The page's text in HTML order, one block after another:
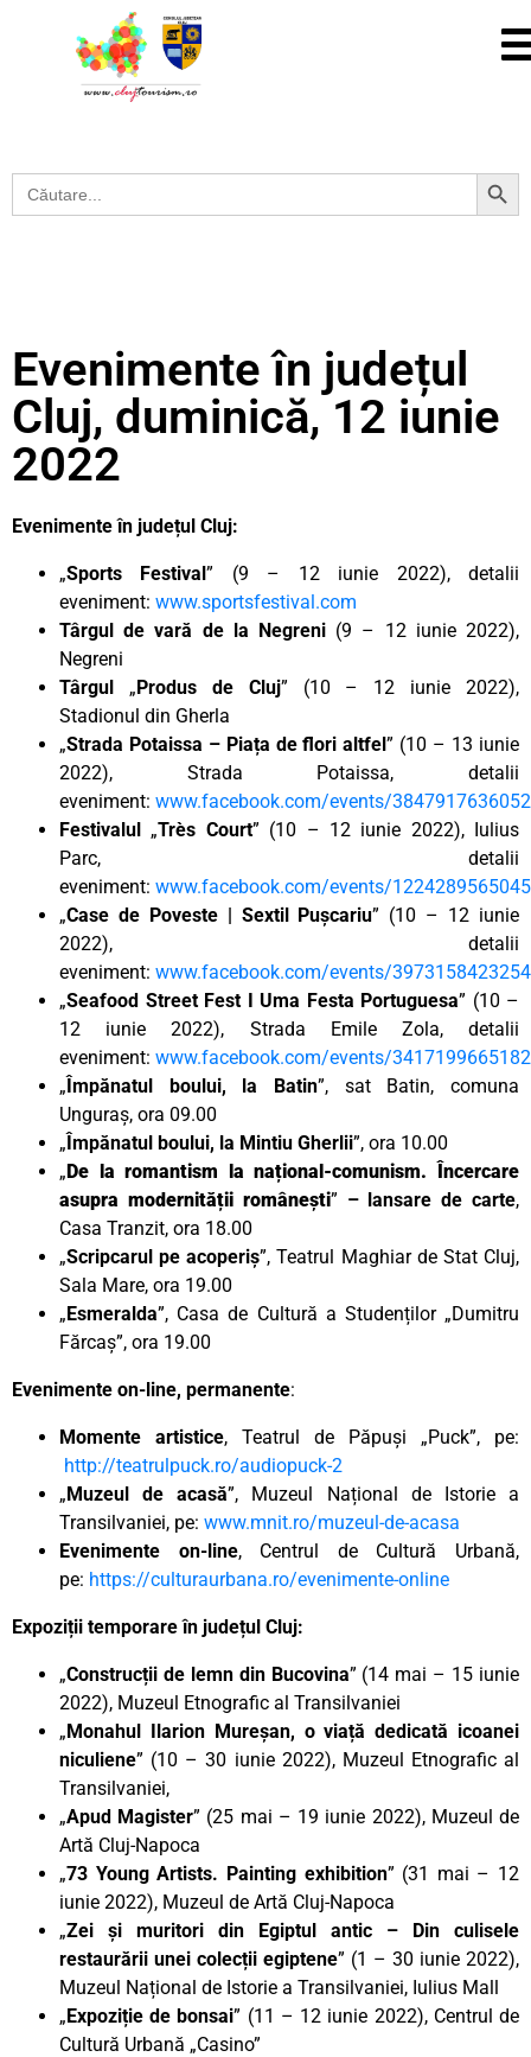
Search
for:
Search Button
Evenimente în județul
Cluj, duminică, 12 iunie
2022
Evenimente în județul Cluj:
„Sports Festival” (9 – 12 iunie 2022), detalii
eveniment: www.sportsfestival.com
Târgul de vară de la Negreni (9 – 12 iunie 2022),
Negreni
Târgul „Produs de Cluj” (10 – 12 iunie 2022),
Stadionul din Gherla
„Strada Potaissa – Piața de flori altfel” (10 – 13 iunie
2022), Strada Potaissa, detalii
eveniment: www.facebook.com/events/
Festivalul „Très Court” (10 – 12 iunie 2022), Iulius
Parc, detalii
eveniment: www.facebook.com/events/
„Case de Poveste | Sextil Pușcariu” (10 – 12 iunie
2022), detalii
eveniment: www.facebook.com/events/
„Seafood Street Fest I Uma Festa Portuguesa” (10 –
12 iunie 2022), Strada Emile Zola, detalii
eveniment: www.facebook.com/events/
„Împănatul boului, la Batin”, sat Batin, comuna
Unguraș, ora 09.00
„Împănatul boului, la Mintiu Gherlii”, ora 10.00
„De la romantism la național-comunism. Încercare
asupra modernității românești” – lansare de carte,
Casa Tranzit, ora 18.00
„Scripcarul pe acoperiș”, Teatrul Maghiar de Stat Cluj,
Sala Mare, ora 19.00
„Esmeralda”, Casa de Cultură a Studenților „Dumitru
Fărcaș”, ora 19.00
Evenimente on-line, permanente:
Momente artistice, Teatrul de Păpuși „Puck”, pe:
http://teatrulpuck.ro/audiopuck-2
„Muzeul de acasă”, Muzeul Național de Istorie a
Transilvaniei, pe: www.mnit.ro/muzeul-de-acasa
Evenimente on-line, Centrul de Cultură Urbană,
pe: https://culturaurbana.ro/evenimente-online
Expoziții temporare în județul Cluj:
„Construcții de lemn din Bucovina” (14 mai – 15 iunie
2022), Muzeul Etnografic al Transilvaniei
„Monahul Ilarion Mureșan, o viață dedicată icoanei
niculiene” (10 – 30 iunie 2022), Muzeul Etnografic al
Transilvaniei,
„Apud Magister” (25 mai – 19 iunie 2022), Muzeul de
Artă Cluj-Napoca
„73 Young Artists. Painting exhibition” (31 mai – 12
iunie 2022), Muzeul de Artă Cluj-Napoca
„Zei și muritori din Egiptul antic – Din culisele
restaurării unei colecții egiptene” (1 – 30 iunie 2022),
Muzeul Național de Istorie a Transilvaniei, Iulius Mall
„Expoziție de bonsai” (11 – 12 iunie 2022), Centrul de
Cultură Urbană „Casino”